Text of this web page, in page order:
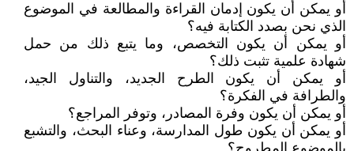
أو يمكن أن يكون إدمان القراءة والمطالعة في الموضوع
الذي نحن بصدد الكتابة فيه؟
أو يمكن أن يكون التخصص، وما يتبع ذلك من حمل
شهادة علمية تثبت ذلك؟
أو يمكن أن يكون الطرح الجديد، والتناول الجيد،
والطرافة في الفكرة؟
أو يمكن أن يكون وفرة المصادر، وتوفر المراجع؟
أو يمكن أن يكون طول المدارسة، وعناء البحث، والتشبع